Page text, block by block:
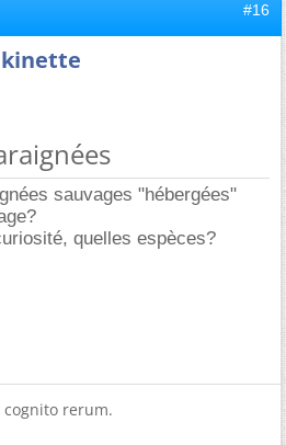
#16
kinette
sauvages "hébergées"
quelles espèces?
rerum.